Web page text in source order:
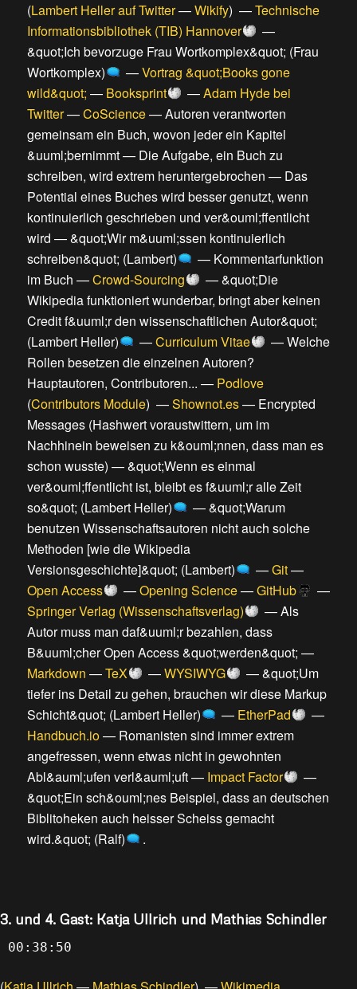
(Lambert Heller auf Twitter—Wikify) —Technische
Informationsbibliothek (TIB) Hannover
—
&quot;Ich bevorzuge Frau Wortkomplex&quot; (Frau
Wortkomplex)
—Vortrag &quot;Books gone
wild&quot; — Booksprint —Adam Hyde bei
Twitter—CoScience—Autoren verantworten
gemeinsam ein Buch, wovon jeder ein Kapitel
&uuml;bernimmt— Die Aufgabe, ein Buch zu
schreiben, wird extrem heruntergebrochen — Das
Potential eines Buches wird besser genutzt, wenn
kontinuierlich geschrieben und ver&ouml;ffentlicht
wird —&quot;Wir m&uuml;ssen kontinuierlich
schreiben&quot; (Lambert)
— Kommentarfunktion
im Buch —Crowd-Sourcing —&quot;Die
Wikipedia funktioniert wunderbar, bringt aber keinen
Credit f&uuml;r den wissenschaftlichen Autor&quot;
(Lambert Heller)
—Curriculum Vitae —Welche
Rollen besetzen die einzelnen Autoren?
Hauptautoren, Contributoren... — Podlove
(Contributors Module) —Shownot.es— Encrypted
Messages (Hashwert voraustwittern, um im
Nachhinein beweisen zu k&ouml;nnen, dass man es
schon wusste) —&quot;Wenn es einmal
ver&ouml;ffentlicht ist, bleibt es f&uuml;r alle Zeit
so&quot; (Lambert Heller)
—&quot;Warum
benutzen Wissenschaftsautoren nicht auch solche
Methoden [wie die Wikipedia
Versionsgeschichte]&quot; (Lambert)
—Git—
Open Access
—Opening Science—GitHub
—
Springer Verlag (Wissenschaftsverlag)
—Als
Autor muss man daf&uuml;r bezahlen, dass
B&uuml;cher Open Access &quot;werden&quot; —
Markdown —TeX —WYSIWYG —&quot;Um
tiefer ins Detail zu gehen, brauchen wir diese Markup
Schicht&quot; (Lambert Heller)
— EtherPad
—
Handbuch.io— Romanisten sind immer extrem
angefressen, wenn etwas nicht in gewohnten
Abl&auml;ufen verl&auml;uft— Impact Factor
—
&quot;Ein sch&ouml;nes Beispiel, dass an deutschen
Biblitoheken auch heisser Scheiss gemacht
wird.&quot; (Ralf)
.
3. und 4. Gast: Katja Ullrich und Mathias Schindler
00:38:50